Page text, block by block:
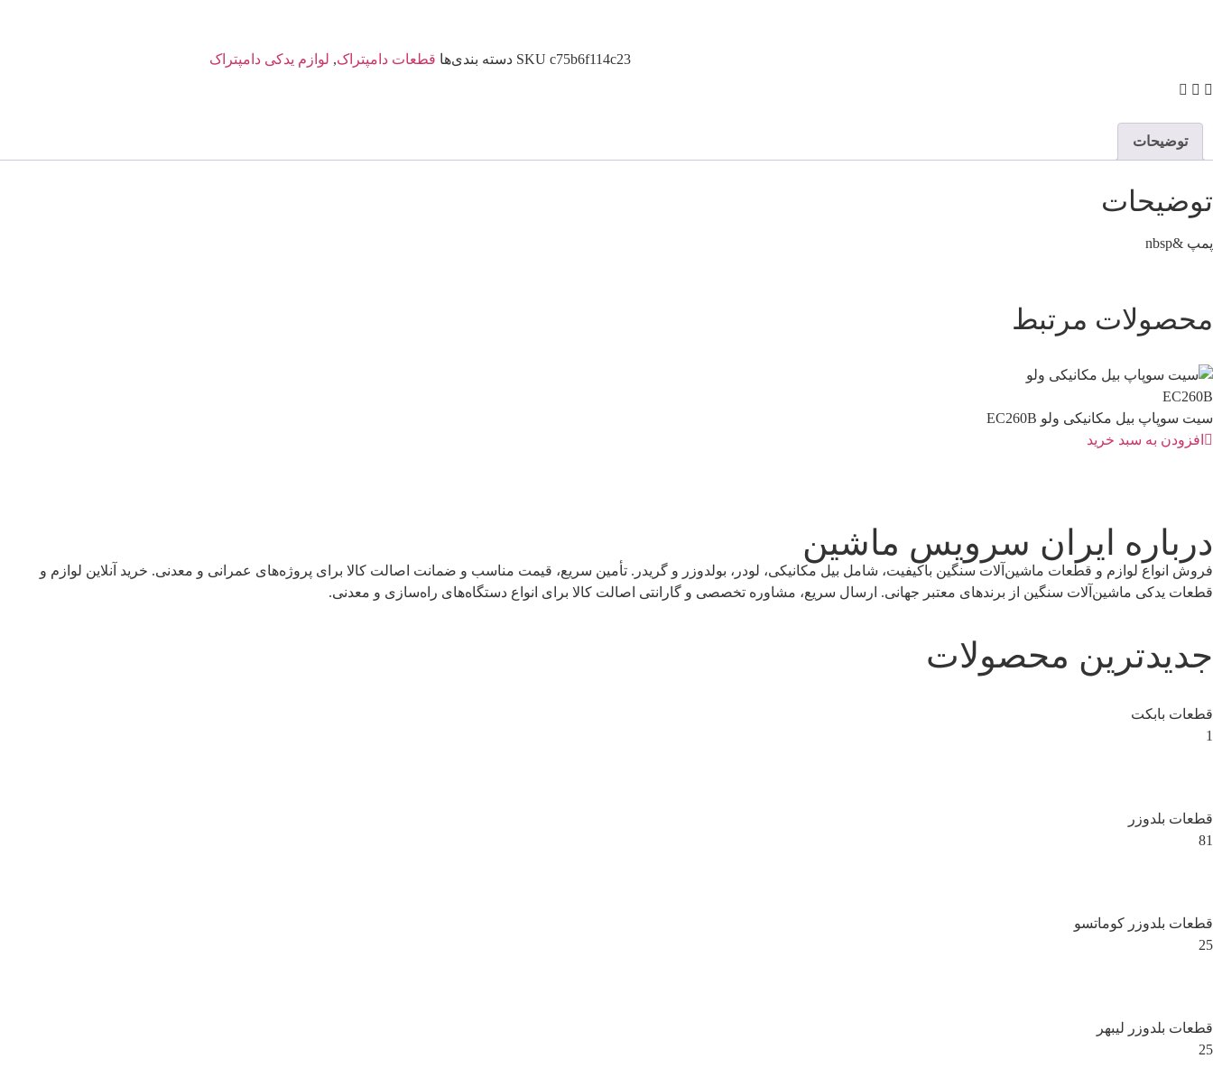
SKU c75b6f114c23 دسته بندی‌ها قطعات دامپتراک, لوازم یدکی دامپتراک
توضیحات
توضیحات
پمپ &nbsp
محصولات مرتبط
سیت سوپاپ بیل مکانیکی ولو EC260B
افزودن به سبد خرید
درباره ایران سرویس ماشین
فروش انواع لوازم و قطعات ماشین‌آلات سنگین باکیفیت، شامل بیل مکانیکی، لودر، بولدوزر و گریدر. تأمین سریع، قیمت مناسب و ضمانت اصالت کالا برای پروژه‌های عمرانی و معدنی. خرید آنلاین لوازم و
قطعات یدکی ماشین‌آلات سنگین از برندهای معتبر جهانی. ارسال سریع، مشاوره تخصصی و گارانتی اصالت کالا برای انواع دستگاه‌های راه‌سازی و معدنی.
جدیدترین محصولات
قطعات بابکت
1
قطعات بلدوزر
81
قطعات بلدوزر کوماتسو
25
قطعات بلدوزر لیبهر
25